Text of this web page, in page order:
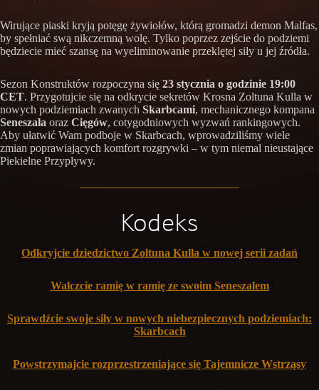
Wirujące piaski kryją potęgę żywiołów, którą gromadzi demon Malfas,
by spełniać swą nikczemną wolę. Tylko poprzez zejście do podziemi
będziecie mieć szansę na wyeliminowanie przeklętej siły u jej źródła.
Sezon Konstruktów rozpoczyna się 23 stycznia o godzinie 19:00
CET. Przygotujcie się na odkrycie sekretów Krosna Zoltuna Kulla w
nowych podziemiach zwanych Skarbcami, mechanicznego kompana
Seneszala oraz Cięgów, cotygodniowych wyzwań rankingowych.
Aby ułatwić Wam podboje w Skarbcach, wprowadziliśmy wiele
zmian poprawiających komfort rozgrywki – w tym niemal nieustające
Piekielne Przypływy.
Kodeks
Odkryjcie dziedzictwo Zoltuna Kulla w nowej serii zadań
Walczcie ramię w ramię ze swoim Seneszalem
Sprawdźcie swoje siły w nowych niebezpiecznych podziemiach:
Skarbcach
Powstrzymajcie rozprzestrzeniające się Tajemnicze Wstrząsy